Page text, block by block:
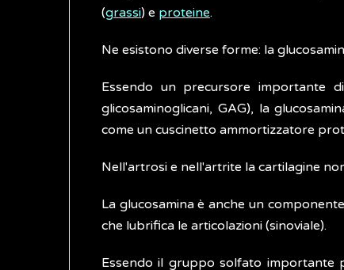
(grassi) e proteine.
Ne esistono diverse forme: la
Essendo un precursore importante
glicosaminoglicani, GAG), la
come un cuscinetto ammortizzatore
Nell'artrosi e nell'artrite la cartilagine
La glucosamina è anche un
che lubrifica le articolazioni (sinoviale).
Essendo il gruppo solfato importante